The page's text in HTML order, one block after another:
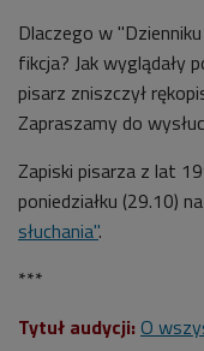
Dlaczego w
fikcja? Jak wyglądały
pisarz zniszczył
Zapraszamy do
Zapiski pisarza z lat
poniedziałku (29.10)
słuchania".
***
Tytuł audycji: O